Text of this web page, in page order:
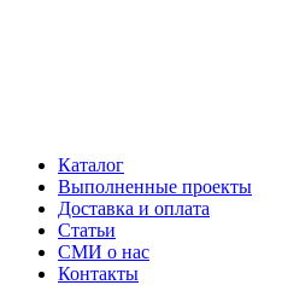
Каталог
Выполненные проекты
Доставка и оплата
Статьи
СМИ о нас
Контакты